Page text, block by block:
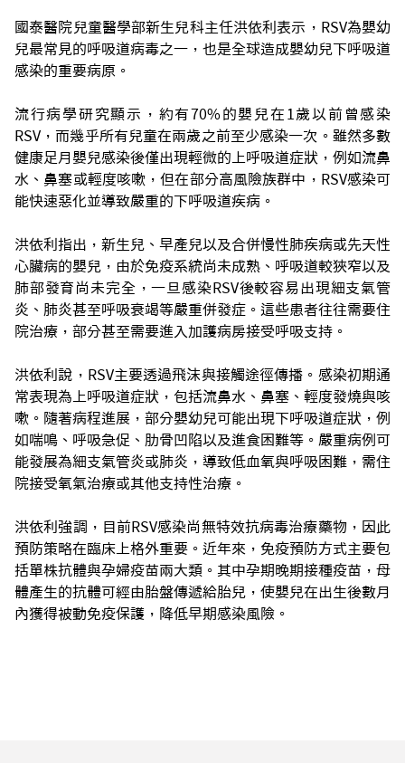
國泰醫院兒童醫學部新生兒科主任洪依利表示，RSV為嬰幼
兒最常見的呼吸道病毒之一，也是全球造成嬰幼兒下呼吸道
感染的重要病原。
流行病學研究顯示，約有70%的嬰兒在1歲以前曾感染
RSV，而幾乎所有兒童在兩歲之前至少感染一次。雖然多數
健康足月嬰兒感染後僅出現輕微的上呼吸道症狀，例如流鼻
水、鼻塞或輕度咳嗽，但在部分高風險族群中，RSV感染可
能快速惡化並導致嚴重的下呼吸道疾病。
洪依利指出，新生兒、早產兒以及合併慢性肺疾病或先天性
心臟病的嬰兒，由於免疫系統尚未成熟、呼吸道較狹窄以及
肺部發育尚未完全，一旦感染RSV後較容易出現細支氣管
炎、肺炎甚至呼吸衰竭等嚴重併發症。這些患者往往需要住
院治療，部分甚至需要進入加護病房接受呼吸支持。
洪依利說，RSV主要透過飛沫與接觸途徑傳播。感染初期通
常表現為上呼吸道症狀，包括流鼻水、鼻塞、輕度發燒與咳
嗽。隨著病程進展，部分嬰幼兒可能出現下呼吸道症狀，例
如喘鳴、呼吸急促、肋骨凹陷以及進食困難等。嚴重病例可
能發展為細支氣管炎或肺炎，導致低血氧與呼吸困難，需住
院接受氧氣治療或其他支持性治療。
洪依利強調，目前RSV感染尚無特效抗病毒治療藥物，因此
預防策略在臨床上格外重要。近年來，免疫預防方式主要包
括單株抗體與孕婦疫苗兩大類。其中孕期晚期接種疫苗，母
體產生的抗體可經由胎盤傳遞給胎兒，使嬰兒在出生後數月
內獲得被動免疫保護，降低早期感染風險。